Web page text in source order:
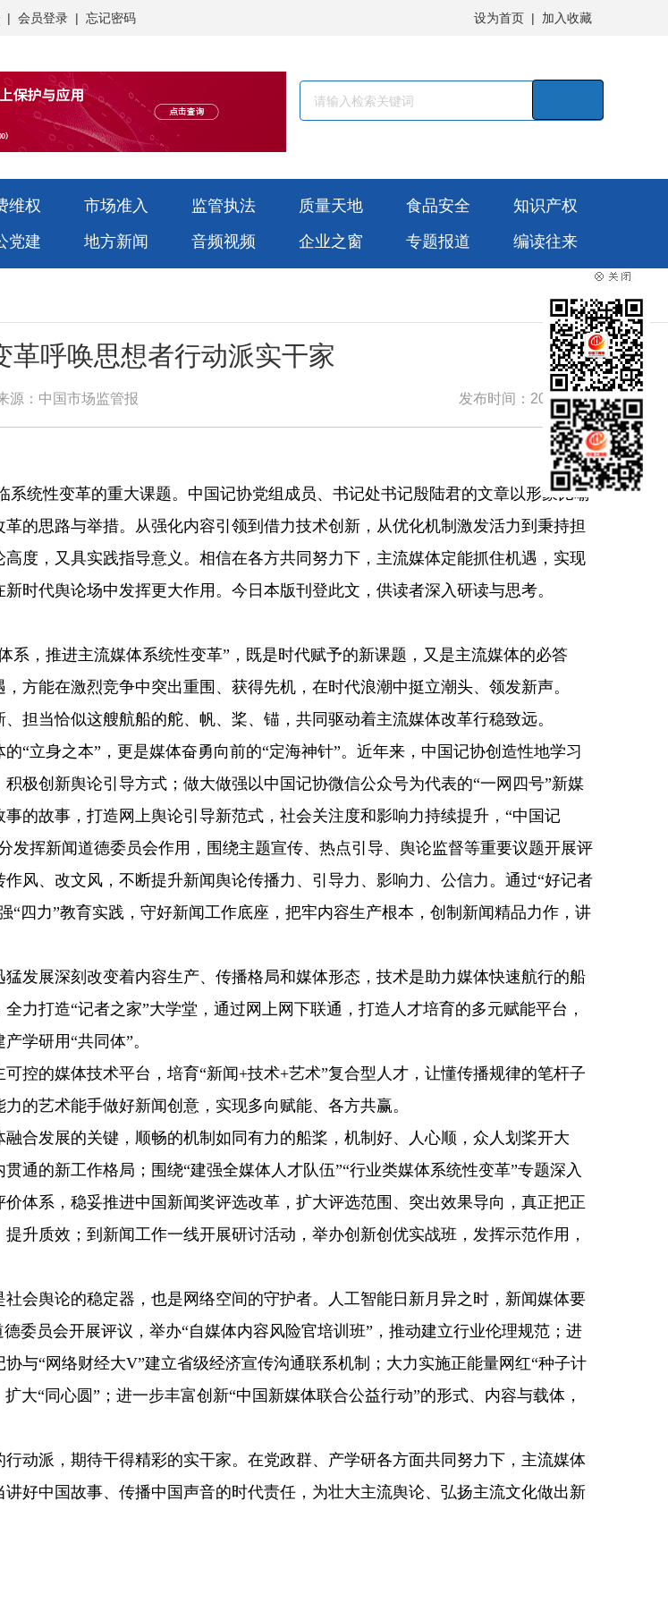
| 会员登录 | 忘记密码 设为首页 | 加入收藏
维权 市场准入 监管执法 质量天地 食品安全
知识产权
党建 地方新闻 音频视频 企业之窗 专题报道 编读往来
革呼唤思想者行动派实干家
源：中国市场监管报 发布时间：2025-09-22
统性变革的重大课题。中国记协党组成员、书记处书记殷陆君的文章以形象比喻
的思路与举措。从强化内容引领到借力技术创新，从优化机制激发活力到秉持担
度，又具实践指导意义。相信在各方共同努力下，主流媒体定能抓住机遇，实现
时代舆论场中发挥更大作用。今日本版刊登此文，供读者深入研读与思考。
，推进主流媒体系统性变革”，既是时代赋予的新课题，又是主流媒体的必答
方能在激烈竞争中突出重围、获得先机，在时代浪潮中挺立潮头、领发新声。
当恰似这艘航船的舵、帆、桨、锚，共同驱动着主流媒体改革行稳致远。
身之本”，更是媒体奋勇向前的“定海神针”。近年来，中国记协创造性地学习
极创新舆论引导方式；做大做强以中国记协微信公众号为代表的“一网四号”新媒
的故事，打造网上舆论引导新范式，社会关注度和影响力持续提升，“中国记
挥新闻道德委员会作用，围绕主题宣传、热点引导、舆论监督等重要议题开展评
风、改文风，不断提升新闻舆论传播力、引导力、影响力、公信力。通过“好记者
四力”教育实践，守好新闻工作底座，把牢内容生产根本，创制新闻精品力作，讲
展深刻改变着内容生产、传播格局和媒体形态，技术是助力媒体快速航行的船
力打造“记者之家”大学堂，通过网上网下联通，打造人才培育的多元赋能平台，
学研用“共同体”。
的媒体技术平台，培育“新闻+技术+艺术”复合型人才，让懂传播规律的笔杆子
的艺术能手做好新闻创意，实现多向赋能、各方共赢。
发展的关键，顺畅的机制如同有力的船桨，机制好、人心顺，众人划桨开大
通的新工作格局；围绕“建强全媒体人才队伍”“行业类媒体系统性变革”专题深入
体系，稳妥推进中国新闻奖评选改革，扩大评选范围、突出效果导向，真正把正
升质效；到新闻工作一线开展研讨活动，举办创新创优实战班，发挥示范作用，
舆论的稳定器，也是网络空间的守护者。人工智能日新月异之时，新闻媒体要
委员会开展评议，举办“自媒体内容风险官培训班”，推动建立行业伦理规范；进
与“网络财经大V”建立省级经济宣传沟通联系机制；大力实施正能量网红“种子计
大“同心圆”；进一步丰富创新“中国新媒体联合公益行动”的形式、内容与载体，
派，期待干得精彩的实干家。在党政群、产学研各方面共同努力下，主流媒体
好中国故事、传播中国声音的时代责任，为壮大主流舆论、弘扬主流文化做出新